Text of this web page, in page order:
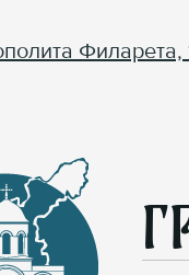
Филарета,